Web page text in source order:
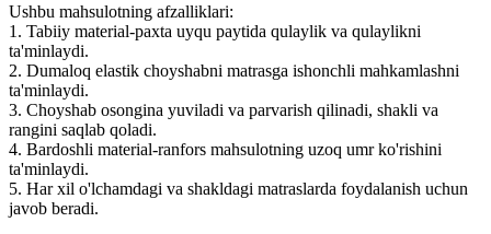
Ushbu mahsulotning afzalliklari:
1. Tabiiy material-paxta uyqu paytida qulaylik va qulaylikni
ta'minlaydi.
2. Dumaloq elastik choyshabni matrasga ishonchli mahkamlashni
ta'minlaydi.
3. Choyshab osongina yuviladi va parvarish qilinadi, shakli va
rangini saqlab qoladi.
4. Bardoshli material-ranfors mahsulotning uzoq umr ko'rishini
ta'minlaydi.
5. Har xil o'lchamdagi va shakldagi matraslarda foydalanish uchun
javob beradi.